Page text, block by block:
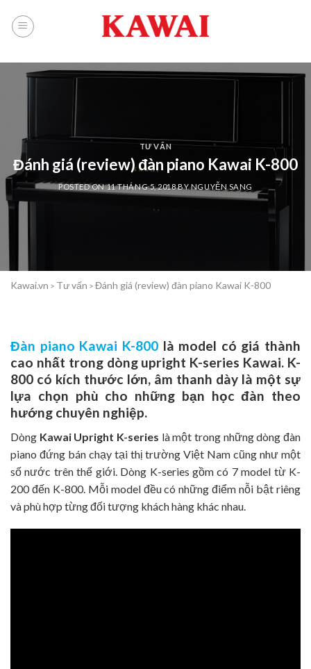
TƯ VẤN
Đánh giá (review) đàn piano Kawai K-800
POSTED ON11 THÁNG 5, 2018BYNGUYỄN SANG
Kawai.vn > Tư vấn > Đánh giá (review) đàn piano Kawai K-800
Đàn piano Kawai K-800là model có giá thành
cao nhất trong dòng upright K-series Kawai. K-
800 có kích thước lớn, âm thanh dày là một sự
lựa chọn phù cho những bạn học đàn theo
hướng chuyên nghiệp.
Dòng Kawai Upright K-series là một trong những dòng đàn
piano đứng bán chạy tại thị trường Việt Nam cũng như một
số nước trên thế giới. Dòng K-series gồm có 7 model từ K-
200 đến K-800. Mỗi model đều có những điểm nỗi bật riêng
và phù hợp từng đối tượng khách hàng khác nhau.